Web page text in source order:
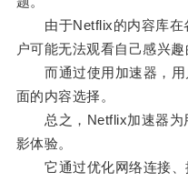
由于Netflix的内容库在
户可能无法观看自己感兴趣
而通过使用加速器，用
面的内容选择。
总之，Netflix加速器为
影体验。
它通过优化网络连接、